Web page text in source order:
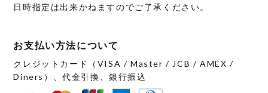
日時指定は出来かねますのでご了承ください。
お支払い方法について
クレジットカード（VISA / Master / JCB / AMEX /
Diners）、代金引換、銀行振込